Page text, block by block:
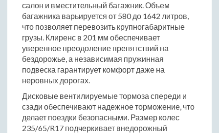
салон и вместительный багажник. Объем
багажника варьируется от 580 до 1642 литров,
что позволяет перевозить крупногабаритные
грузы. Клиренс в 201 мм обеспечивает
уверенное преодоление препятствий на
бездорожье, а независимая пружинная
подвеска гарантирует комфорт даже на
неровных дорогах.
Дисковые вентилируемые тормоза спереди и
сзади обеспечивают надежное торможение, что
делает поездки безопасными. Размер колес
235/65/R17 подчеркивает внедорожный